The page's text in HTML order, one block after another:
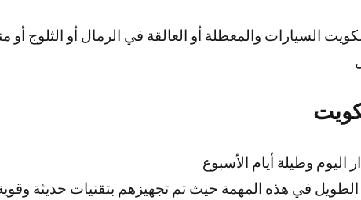
السيارات والمعطلة أو العالقة في الرمال أو الثلوج أو
في هذه المهمة حيث تم تجهيزهم بتقنيات حديثة